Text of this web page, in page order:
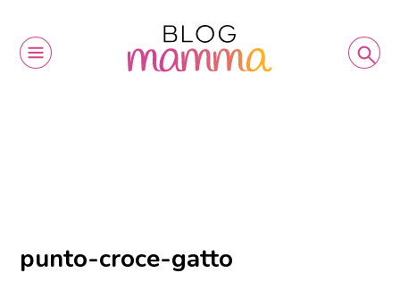
punto-croce-gatto